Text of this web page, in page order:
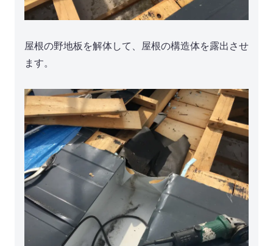
屋根の野地板を解体して、屋根の構造体を露出させ
ます。